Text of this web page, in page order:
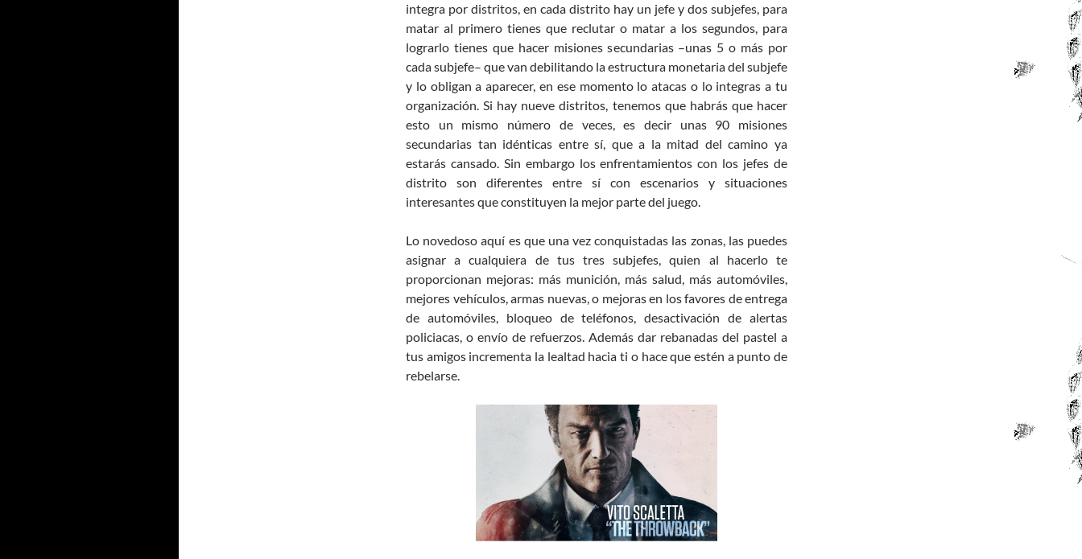
integra por distritos, en cada distrito hay un jefe y dos subjefes, para
matar al primero tienes que reclutar o matar a los segundos, para
lograrlo tienes que hacer misiones secundarias –unas 5 o más por
cada subjefe– que van debilitando la estructura monetaria del subjefe
y lo obligan a aparecer, en ese momento lo atacas o lo integras a tu
organización. Si hay nueve distritos, tenemos que habrás que hacer
esto un mismo número de veces, es decir unas 90 misiones
secundarias tan idénticas entre sí, que a la mitad del camino ya
estarás cansado. Sin embargo los enfrentamientos con los jefes de
distrito son diferentes entre sí con escenarios y situaciones
interesantes que constituyen la mejor parte del juego.
Lo novedoso aquí es que una vez conquistadas las zonas, las puedes
asignar a cualquiera de tus tres subjefes, quien al hacerlo te
proporcionan mejoras: más munición, más salud, más automóviles,
mejores vehículos, armas nuevas, o mejoras en los favores de entrega
de automóviles, bloqueo de teléfonos, desactivación de alertas
policiacas, o envío de refuerzos. Además dar rebanadas del pastel a
tus amigos incrementa la lealtad hacia ti o hace que estén a punto de
rebelarse.